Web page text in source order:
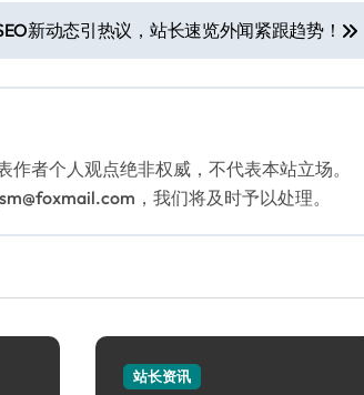
新动态引热议，站长速览外闻紧跟趋势！
者个人观点绝非权威，不代表本站立场。
，我们将及时予以处理。
站长资讯